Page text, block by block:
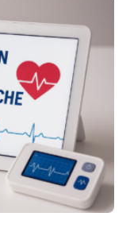
Dresden
Patientinnen
bietet sie
um deren
MiHUBx ist